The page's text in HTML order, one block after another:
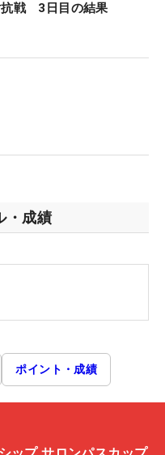
抗戦 3日目の結果
・成績
ポイント・成績